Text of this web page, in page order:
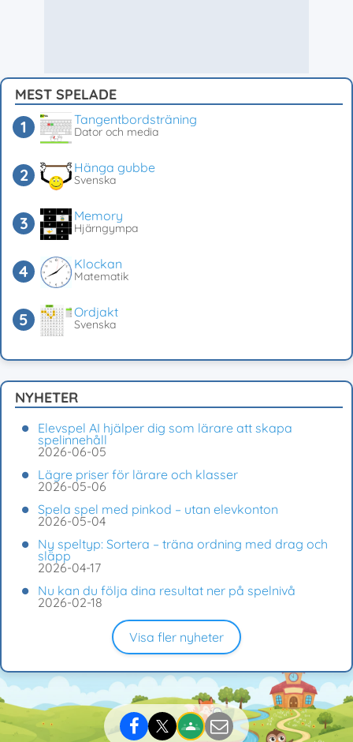
MEST SPELADE
Tangentbordsträning
Dator och media
Hänga gubbe
Svenska
Memory
Hjärngympa
Klockan
Matematik
Ordjakt
Svenska
NYHETER
Elevspel AI hjälper dig som lärare att skapa
spelinnehåll
2026-06-05
Lägre priser för lärare och klasser
2026-05-06
Spela spel med pinkod – utan elevkonton
2026-05-04
Ny speltyp: Sortera – träna ordning med drag och
släpp
2026-04-17
Nu kan du följa dina resultat ner på spelnivå
2026-02-18
Visa fler nyheter